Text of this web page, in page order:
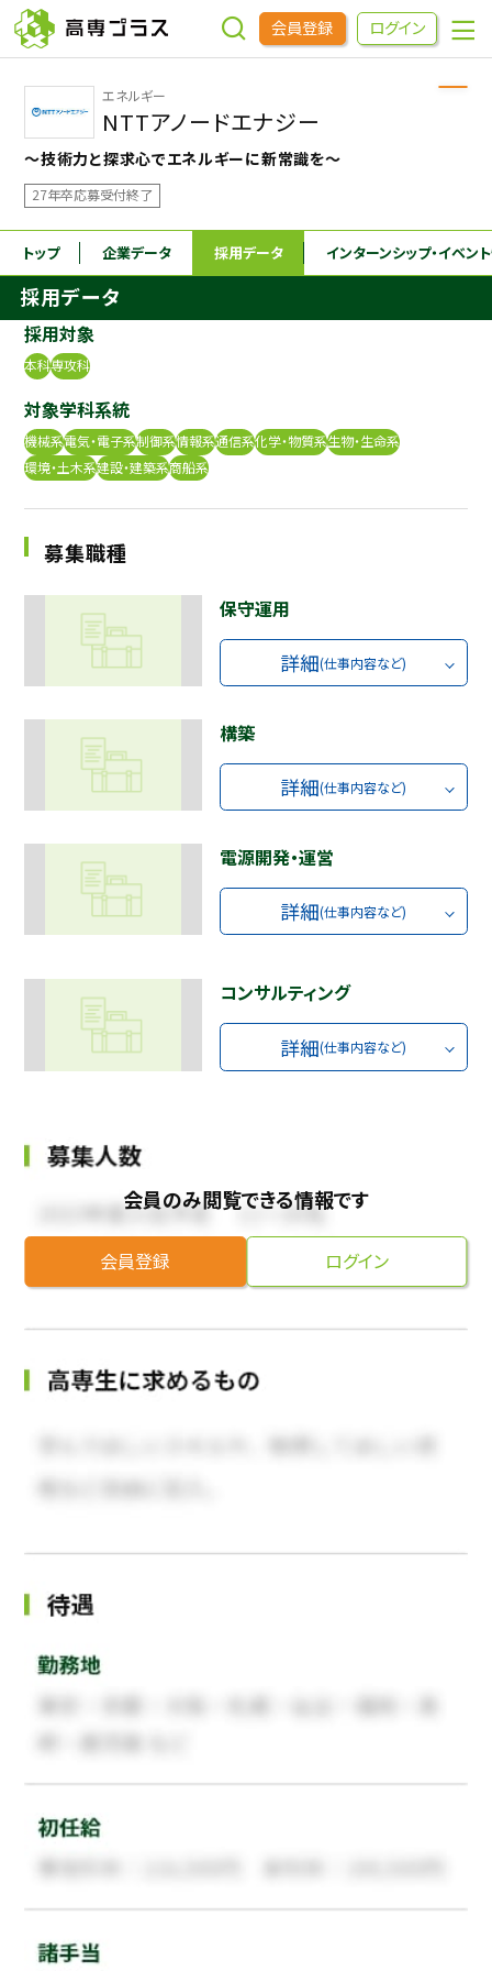
会員登録 ログイン
企業をさがす
進学先をさがす
インターンシップ・イベントをさがす
高専OBOGをさがす
高専生コミュニティ
めもらす
エネルギー
NTTアノードエナジー
～技術力と探求心でエネルギーに新常識を～
27年卒応募受付終了
トップ 企業データ 採用データ インターンシップ・イベン
採用データ
採用対象
本科専攻科
対象学科系統
機械系電気・電子系制御系情報系通信系化学・物質系生物・生命系
環境・土木系建設・建築系商船系
募集職種
保守運用
詳細(仕事内容など)
構築
詳細(仕事内容など)
電源開発・運営
詳細(仕事内容など)
コンサルティング
詳細(仕事内容など)
会員のみ閲覧できる情報です
会員登録 ログイン